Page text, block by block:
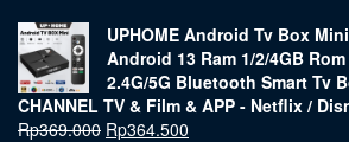
UPHOME Android Tv Box
Android 13 Ram 1/2/4GB Rom
2.4G/5G Bluetooth Smart Tv
CHANNEL TV & Film & APP - Netflix /
Rp369.000 Rp364.500